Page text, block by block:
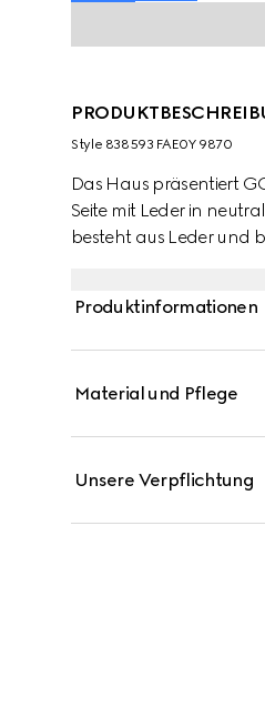
Style ‎838593 FAE0Y 9870
Das Haus präsentiert
Seite mit Leder in
besteht aus Leder und
Produktinformationen
Material und Pflege
Unsere Verpflichtung